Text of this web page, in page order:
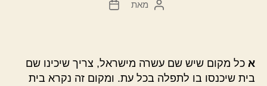
המחבר
מאת
תאריך
א כל מקום שיש שם עשרה מישראל, צריך שיכינו שם
בית שיכנסו בו לתפלה בכל עת. ומקום זה נקרא בית